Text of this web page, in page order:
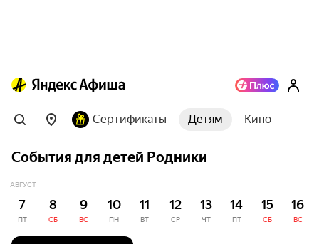
Сертификаты Детям Кино
События для детей Родники
АВГУСТ
7
ПТ
8
СБ
9
ВС
10
ПН
11
ВТ
12
СР
13
ЧТ
14
ПТ
15
СБ
16
ВС